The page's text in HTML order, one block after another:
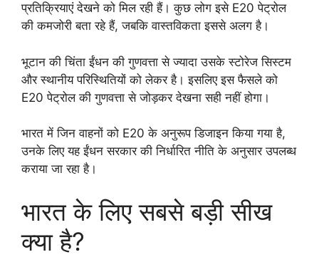
प्रतिक्रियाएं देखने को मिल रही हैं। कुछ लोग इसे E20 पेट्रोल
की कमजोरी बता रहे हैं, जबकि वास्तविकता इससे अलग है।
भूटान की चिंता ईंधन की गुणवत्ता से ज्यादा उसके स्टोरेज सिस्टम
और स्थानीय परिस्थितियों को लेकर है। इसलिए इस फैसले को
E20 पेट्रोल की गुणवत्ता से जोड़कर देखना सही नहीं होगा।
भारत में जिन वाहनों को E20 के अनुरूप डिजाइन किया गया है,
उनके लिए यह ईंधन सरकार की निर्धारित नीति के अनुसार उपलब्ध
कराया जा रहा है।
भारत के लिए सबसे बड़ी सीख
क्या है?